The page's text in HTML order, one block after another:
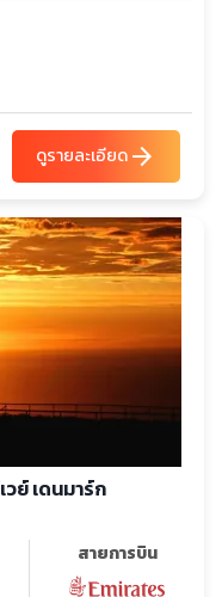
ดูรายละเอียดarrow_forward
ย์ เดนมาร์ก
สายการบิน